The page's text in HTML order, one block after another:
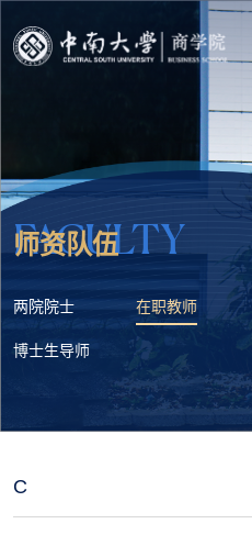
FACULTY
师资队伍
两院院士 在职教师
博士生导师
C